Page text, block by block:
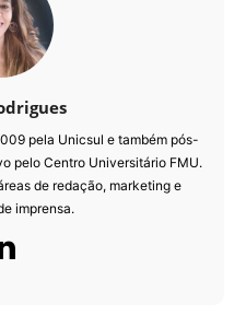
pela Unicsul e também pós-
pelo Centro Universitário FMU.
de redação, marketing e
imprensa.